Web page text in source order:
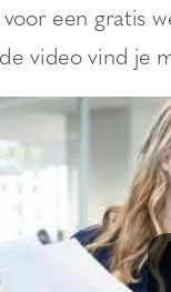
een gratis
video vind je